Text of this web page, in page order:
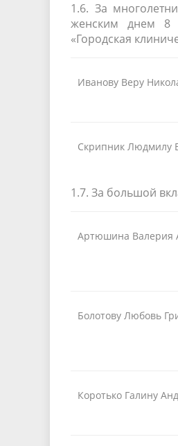
1.6. За
женским днем 8
«Городская
Иванову Веру
Скрипник Людмилу
1.7. За большой
Артюшина Валерия
Болотову Любовь
Коротько Галину